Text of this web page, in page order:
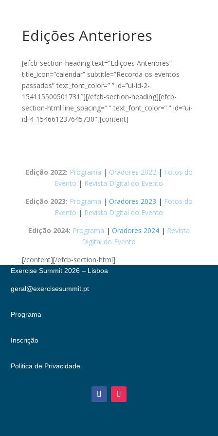
Edições Anteriores
[efcb-section-heading text=”Edições Anteriores”
title_icon=”calendar” subtitle=”Recorda os eventos
passados” text_font_color=” ” id=”ui-id-2-
154115500501731″][/efcb-section-heading][efcb-
section-html line_spacing=” ” text_font_color=” ” id=”ui-
id-4-154661237645730″][content]
Edição 2022: Programa | Oradores 2022| Fotos do
Evento | Revista Digital do Evento
Edição 2023: Programa | Oradores 2023 | Fotos do
Evento | Revista Digital do Evento
Edição 2024: Programa | Oradores 2024 | Revista
Digital do Evento
[/content][/efcb-section-html]
Exercise Summit 2026 – Lisboa
geral@exercisesummit.pt
Programa
Inscrição
Politica de Privacidade